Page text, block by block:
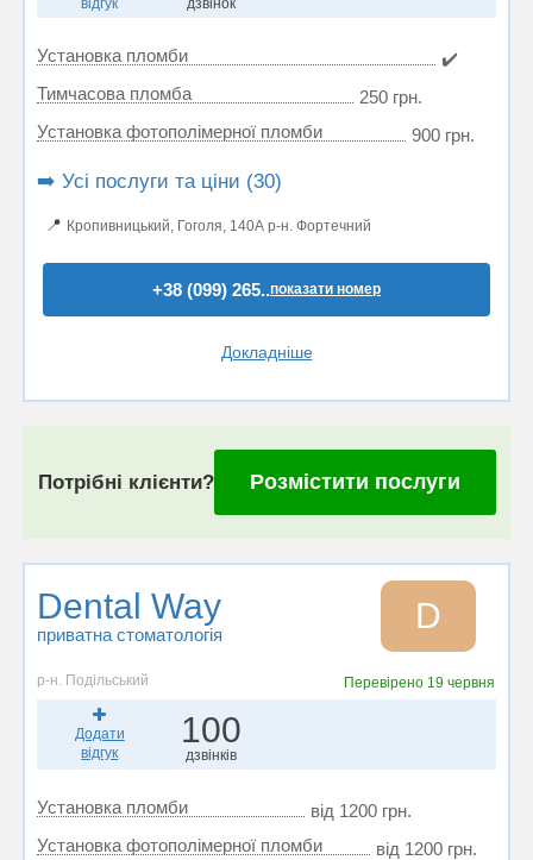
відгук дзвінок
Установка пломби
✔️
Тимчасова пломба
250 грн.
Установка фотополімерної пломби
900 грн.
➡️ Усі послуги та ціни (30)
📍 Кропивницький, Гоголя, 140А р-н. Фортечний
+38 (099) 265..показати номер
Докладніше
Потрібні клієнти? Розмістити послуги
Dental Way
приватна стоматологія D
р-н. Подільський Перевірено 19 червня
Додати
відгук
100
дзвінків
Установка пломби
від 1200 грн.
Установка фотополімерної пломби
від 1200 грн.